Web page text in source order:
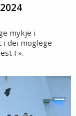
mykje i
dei moglege
F».